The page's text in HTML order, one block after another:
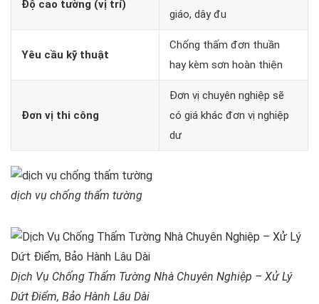
Độ cao tường (vị trí)
giáo, dây đu
Yêu cầu kỹ thuật
Chống thấm đơn thuần
hay kèm sơn hoàn thiện
Đơn vị thi công
Đơn vị chuyên nghiệp sẽ
có giá khác đơn vị nghiệp
dư
dịch vụ chống thấm tường
Dịch Vụ Chống Thấm Tường Nhà Chuyên Nghiệp – Xử Lý
Dứt Điểm, Bảo Hành Lâu Dài